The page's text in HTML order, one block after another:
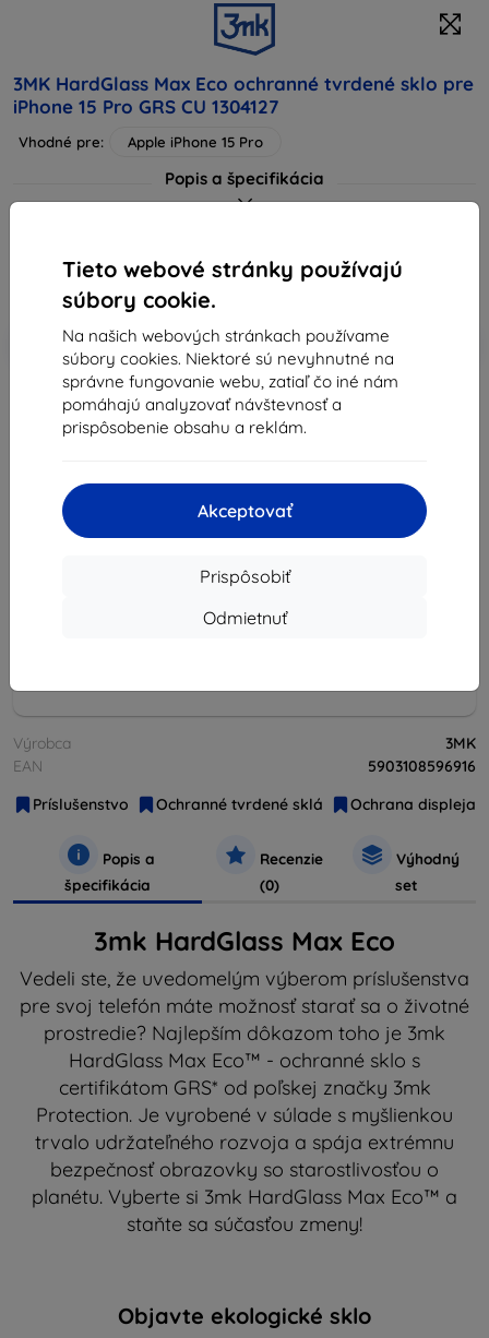
Tieto webové stránky používajú
súbory cookie.
Na našich webových stránkach používame
súbory cookies. Niektoré sú nevyhnutné na
správne fungovanie webu, zatiaľ čo iné nám
pomáhajú analyzovať návštevnosť a
prispôsobenie obsahu a reklám.
Akceptovať
Prispôsobiť
Odmietnuť
3MK HardGlass Max Eco ochranné tvrdené sklo pre
iPhone 15 Pro GRS CU 1304127
Vhodné pre: Apple iPhone 15 Pro
Popis a špecifikácia
6,21 €
Cena bez DPH
-10% Zľava s kupónomEXTRA10 Do košíka
vypredané
vypredané
Výrobca
3MK
EAN
5903108596916
Príslušenstvo
Ochranné tvrdené sklá Ochrana displeja
Popis a
špecifikácia
Recenzie
(0)
Výhodný
set
3mk HardGlass Max Eco
Vedeli ste, že uvedomelým výberom príslušenstva
pre svoj telefón máte možnosť starať sa o životné
prostredie? Najlepším dôkazom toho je 3mk
HardGlass Max Eco™ - ochranné sklo s
certifikátom GRS* od poľskej značky 3mk
Protection. Je vyrobené v súlade s myšlienkou
trvalo udržateľného rozvoja a spája extrémnu
bezpečnosť obrazovky so starostlivosťou o
planétu. Vyberte si 3mk HardGlass Max Eco™ a
staňte sa súčasťou zmeny!
Objavte ekologické sklo